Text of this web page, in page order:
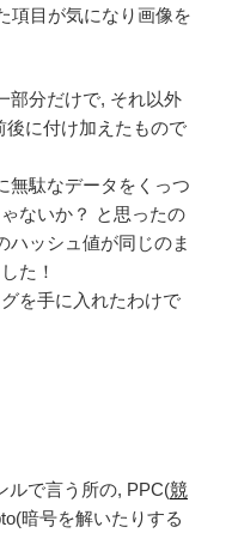
項目が気になり画像を
部分だけで, それ以外
後に付け加えたもので
無駄なデータをくっつ
ないか？ と思ったの
ハッシュ値が同じのま
た！
を手に入れたわけで
ルで言う所の, PPC(競
暗号を解いたりする